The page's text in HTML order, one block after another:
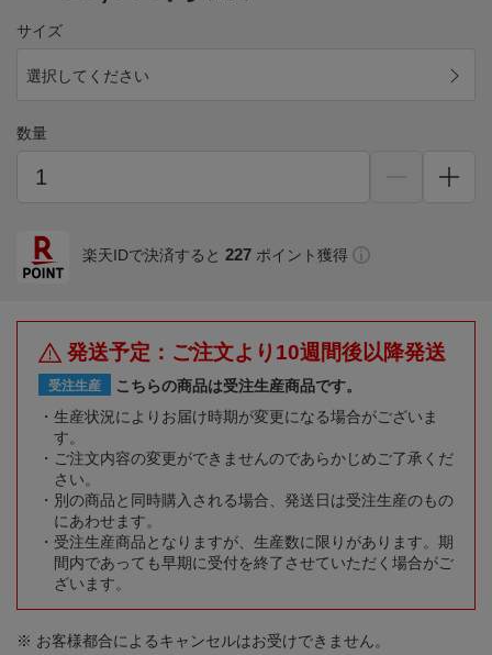
サイズ
選択してください
数量
楽天IDで決済すると 227 ポイント獲得
発送予定：ご注文より10週間後以降発送
受注生産
こちらの商品は受注生産商品です。
生産状況によりお届け時期が変更になる場合がございま
す。
ご注文内容の変更ができませんのであらかじめご了承くだ
さい。
別の商品と同時購入される場合、発送日は受注生産のもの
にあわせます。
受注生産商品となりますが、生産数に限りがあります。期
間内であっても早期に受付を終了させていただく場合がご
ざいます。
※ お客様都合によるキャンセルはお受けできません。